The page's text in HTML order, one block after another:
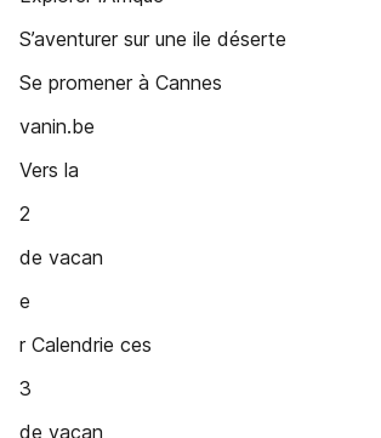
S’aventurer sur une ile déserte
Se promener à Cannes
vanin.be
Vers la
2
de vacan
e
r Calendrie ces
3
de vacan